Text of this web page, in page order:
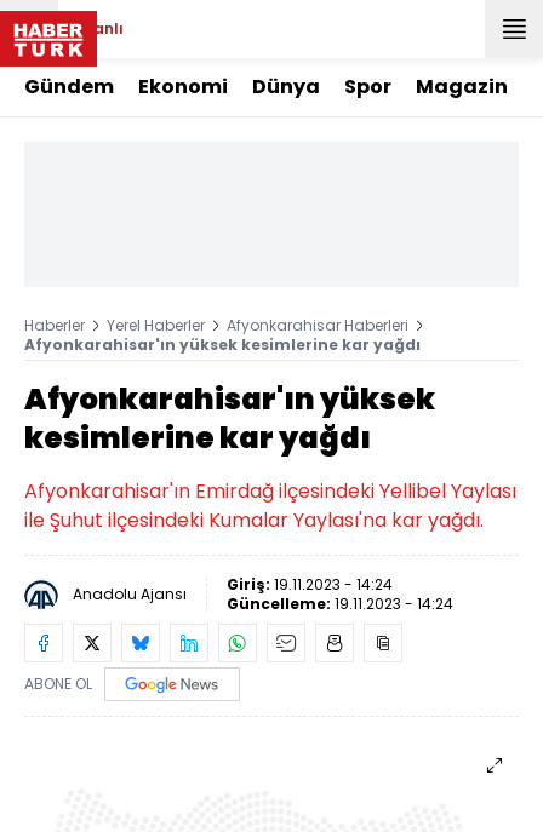
Canlı
Gündem Ekonomi Dünya Spor Magazin
Haberler Yerel Haberler
Afyonkarahisar Haberleri
Afyonkarahisar'ın yüksek kesimlerine kar yağdı
Afyonkarahisar'ın yüksek
kesimlerine kar yağdı
Afyonkarahisar'ın Emirdağ ilçesindeki Yellibel Yaylası
ile Şuhut ilçesindeki Kumalar Yaylası'na kar yağdı.
Anadolu Ajansı Giriş: 19.11.2023 - 14:24
Güncelleme: 19.11.2023 - 14:24
ABONE OL